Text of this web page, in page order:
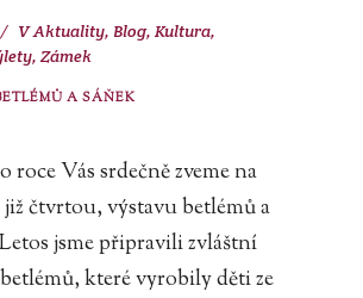
VAktuality, Blog, Kultura,
,Zámek
A SÁŇEK
roce Vás srdečně zveme na
čtvrtou, výstavu betlémů a
jsme připravili zvláštní
které vyrobily děti ze